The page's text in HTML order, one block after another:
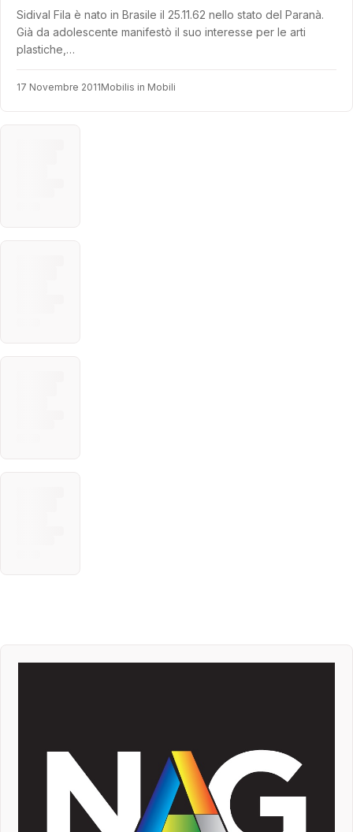
Sidival Fila è nato in Brasile il 25.11.62 nello stato del Paranà.
Già da adolescente manifestò il suo interesse per le arti
plastiche,…
17 Novembre 2011Mobilis in Mobili